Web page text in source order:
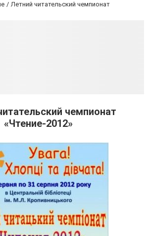
Летний читательский чемпионат
чемпионат
«Чтение-2012»